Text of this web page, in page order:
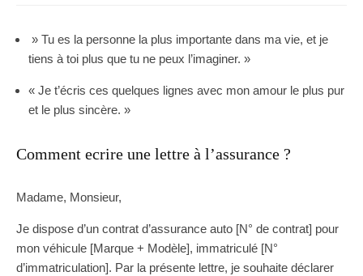
» Tu es la personne la plus importante dans ma vie, et je
tiens à toi plus que tu ne peux l’imaginer. »
« Je t’écris ces quelques lignes avec mon amour le plus pur
et le plus sincère. »
Comment ecrire une lettre à l’assurance ?
Madame, Monsieur,
Je dispose d’un contrat d’assurance auto [N° de contrat] pour
mon véhicule [Marque + Modèle], immatriculé [N°
d’immatriculation]. Par la présente lettre, je souhaite déclarer